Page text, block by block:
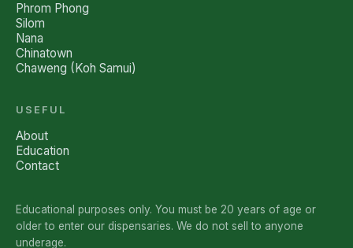
Phrom Phong
Silom
Nana
Chinatown
Chaweng (Koh Samui)
USEFUL
About
Education
Contact
Educational purposes only. You must be 20 years of age or
older to enter our dispensaries. We do not sell to anyone
underage.